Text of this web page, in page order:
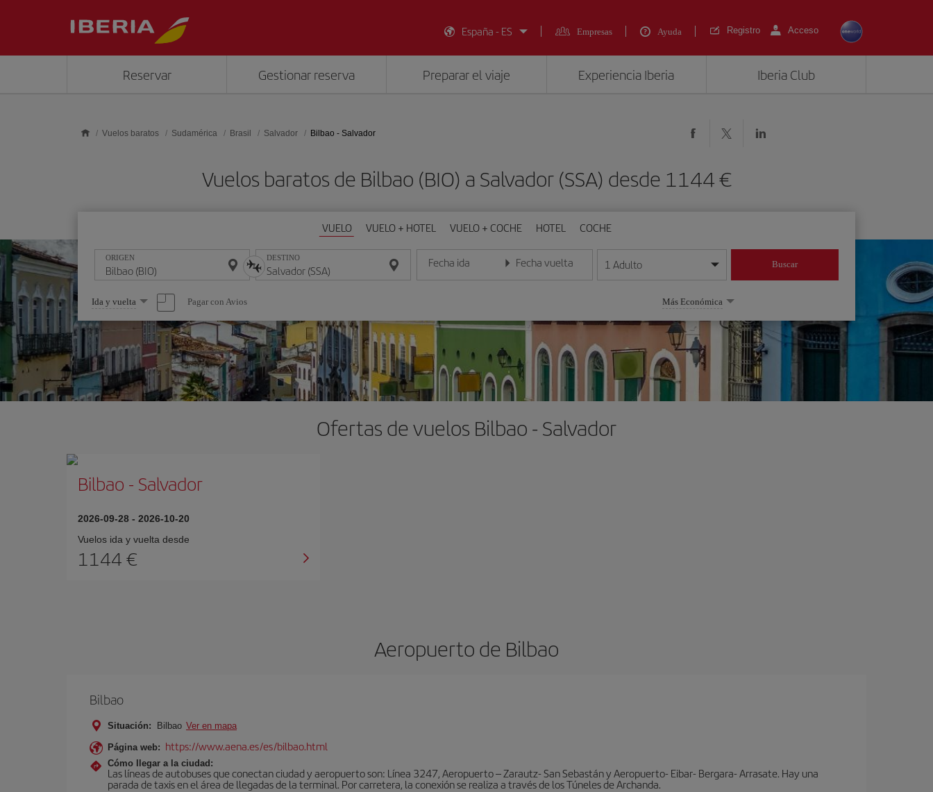
España - ES
Empresas Ayuda Registro Acceso
Reservar Gestionar reserva Preparar el viaje Experiencia Iberia Iberia Club
Vuelos baratos Sudamérica Brasil Salvador Bilbao - Salvador
Vuelos baratos de Bilbao (BIO) a Salvador (SSA) desde 1144 €
VUELO VUELO + HOTEL VUELO + COCHE HOTEL COCHE
ORIGEN DESTINO Fecha ida
Introduce la fecha en formato día/mes/año
Fecha vuelta
Introduce la fecha en formato día/mes/año
1 Adulto Buscar
Seleccione
una
opción
Ida y vuelta Pagar con Avios Más Económica
Ofertas de vuelos Bilbao - Salvador
Bilbao - Salvador
2026-09-28 - 2026-10-20
Vuelos ida y vuelta desde
1144 €
Aeropuerto de Bilbao
Bilbao
Situación: Bilbao Ver en mapa
Página web: https://www.aena.es/es/bilbao.html
Cómo llegar a la ciudad:
Las líneas de autobuses que conectan ciudad y aeropuerto son: Línea 3247, Aeropuerto – Zarautz- San Sebastán y Aeropuerto- Eibar- Bergara- Arrasate. Hay una
parada de taxis en el área de llegadas de la terminal. Por carretera, la conexión se realiza a través de los Túneles de Archanda.